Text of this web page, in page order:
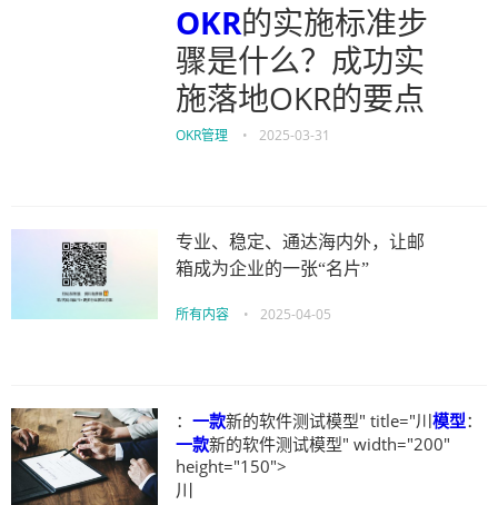
OKR的实施标准步
骤是什么？成功实
施落地OKR的要点
OKR管理 • 2025-03-31
专业、稳定、通达海内外，让邮
箱成为企业的一张“名片”
所有内容 • 2025-04-05
： 一款新的软件测试模型" title="川模型：
一款新的软件测试模型" width="200"
height="150">
川